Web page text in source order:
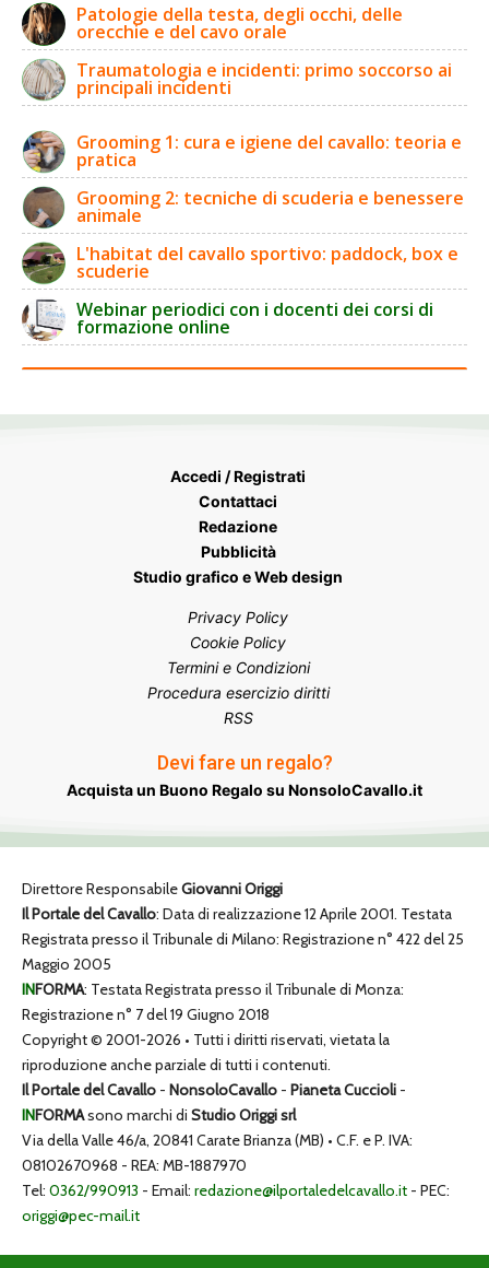
Patologie della testa, degli occhi, delle
orecchie e del cavo orale
Traumatologia e incidenti: primo soccorso ai
principali incidenti
Grooming 1: cura e igiene del cavallo: teoria e
pratica
Grooming 2: tecniche di scuderia e benessere
animale
L'habitat del cavallo sportivo: paddock, box e
scuderie
Webinar periodici con i docenti dei corsi di
formazione online
Accedi / Registrati
Contattaci
Redazione
Pubblicità
Studio grafico e Web design
Privacy Policy
Cookie Policy
Termini e Condizioni
Procedura esercizio diritti
RSS
Devi fare un regalo?
Acquista un Buono Regalo su NonsoloCavallo.it
Direttore ResponsabileGiovanni Origgi
Il Portale del Cavallo: Data di realizzazione 12 Aprile 2001. Testata
Registrata presso il Tribunale di Milano: Registrazione n° 422 del 25
Maggio 2005
INFORMA: Testata Registrata presso il Tribunale di Monza:
Registrazione n° 7 del 19 Giugno 2018
Copyright © 2001-2026 • Tutti i diritti riservati, vietata la
riproduzione anche parziale di tutti i contenuti.
Il Portale del Cavallo - NonsoloCavallo - Pianeta Cuccioli -
INFORMAsono marchi di Studio Origgi srl
Via della Valle 46/a, 20841 Carate Brianza (MB) • C.F. e P. IVA:
08102670968 - REA: MB-1887970
Tel: 0362/990913 - Email: redazione@ilportaledelcavallo.it - PEC:
origgi@pec-mail.it